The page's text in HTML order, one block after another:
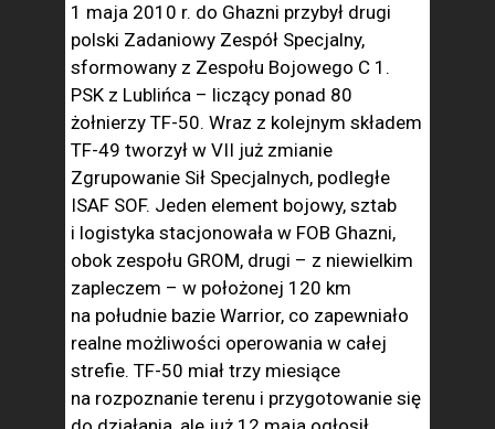
1 maja 2010 r. do Ghazni przybył drugi
polski Zadaniowy Zespół Specjalny,
sformowany z Zespołu Bojowego C 1.
PSK z Lublińca – liczący ponad 80
żołnierzy TF-50. Wraz z kolejnym składem
TF-49 tworzył w VII już zmianie
Zgrupowanie Sił Specjalnych, podległe
ISAF SOF. Jeden element bojowy, sztab
i logistyka stacjonowała w FOB Ghazni,
obok zespołu GROM, drugi – z niewielkim
zapleczem – w położonej 120 km
na południe bazie Warrior, co zapewniało
realne możliwości operowania w całej
strefie. TF-50 miał trzy miesiące
na rozpoznanie terenu i przygotowanie się